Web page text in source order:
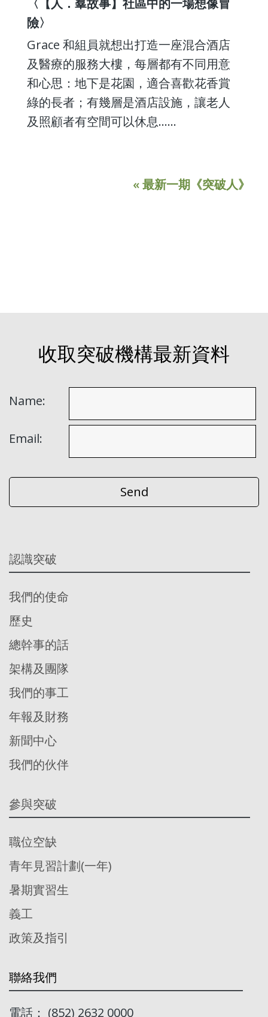
〈【人．羣故事】社區中的一場想像冒
險〉
Grace 和組員就想出打造一座混合酒店
及醫療的服務大樓，每層都有不同用意
和心思：地下是花園，適合喜歡花香賞
綠的長者；有幾層是酒店設施，讓老人
及照顧者有空間可以休息……
« 最新一期《突破人》
收取突破機構最新資料
Name:
Email:
認識突破
我們的使命
歷史
總幹事的話
架構及團隊
我們的事工
年報及財務
新聞中心
我們的伙伴
參與突破
職位空缺
青年見習計劃(一年)
暑期實習生
義工
政策及指引
聯絡我們
電話： (852) 2632 0000